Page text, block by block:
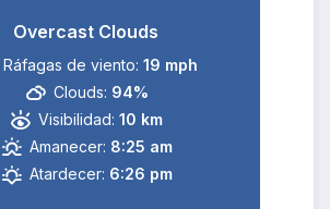
Overcast Clouds
Ráfagas de viento: 19 mph
Clouds: 94%
Visibilidad: 10 km
Amanecer: 8:25 am
Atardecer: 6:26 pm